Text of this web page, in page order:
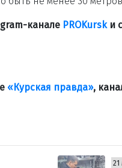
канале PROKurskи
«Курская правда»,
21